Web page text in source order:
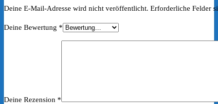
Deine E-Mail-Adresse wird nicht veröffentlicht. Erforderliche Felder
Deine Bewertung *
Deine Rezension *